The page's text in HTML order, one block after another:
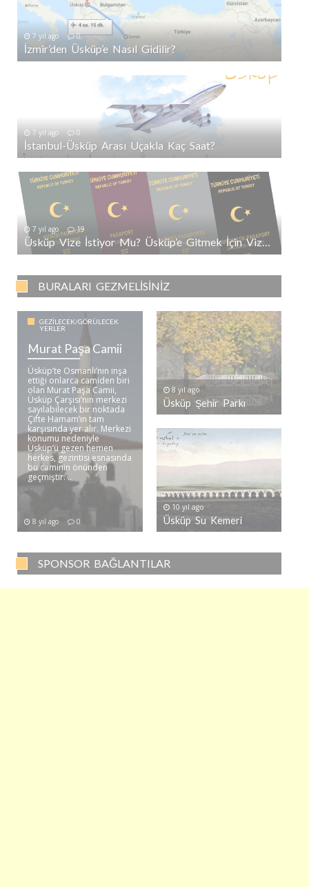
7 yıl ago 0
İzmir’den Üsküp’e Nasıl Gidilir?
7 yıl ago 0
İstanbul-Üsküp Arası Uçakla Kaç Saat?
7 yıl ago 19
Üsküp Vize İstiyor Mu? Üsküp’e Gitmek İçin Vize Gerekli Mi?
BURALARI GEZMELISINIZ
GEZILECEK/GÖRÜLECEK
YERLER
Murat Paşa Camii
Üsküp’te Osmanlı’nın inşa
ettiği onlarca camiden biri
olan Murat Paşa Camii,
Üsküp Çarşısı’nın merkezi
sayılabilecek bir noktada
Çifte Hamam’ın tam
karşısında yer alır. Merkezi
konumu nedeniyle
Üsküp’ü gezen hemen
herkes, gezintisi esnasında
bu caminin önünden
geçmiştir. ..
8 yıl ago 0
8 yıl ago
Üsküp Şehir Parkı
10 yıl ago
Üsküp Su Kemeri
SPONSOR BAĞLANTILAR